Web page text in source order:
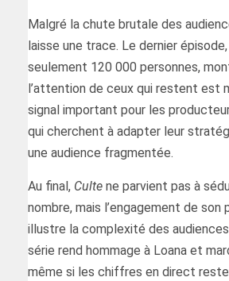
Malgré la chute brutale des
laisse une trace. Le dernier
seulement 120 000 personnes,
l’attention de ceux qui restent est
signal important pour les
qui cherchent à adapter leur
une audience fragmentée.
Au final, Culte ne parvient pas à
nombre, mais l’engagement de son
illustre la complexité des audiences
série rend hommage à Loana et
même si les chiffres en direct